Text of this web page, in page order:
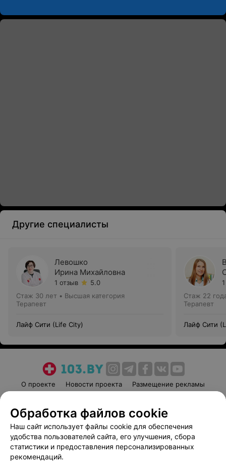
Другие специалисты
Левошко
Ирина Михайловна
1 отзыв
5.0
Стаж 30 лет • Высшая категория
Терапевт
Лайф Сити (Life City)
Стаж 22
Терапевт
Лайф Сити
О проекте Новости проекта
Размещение рекламы
Пользовательское соглашение
Способы оплаты
Вакансии
Партнеры
Написать руководителю 103.by
Обработка файлов cookie
Наш сайт использует файлы cookie для обеспечения
удобства пользователей сайта, его улучшения, сбора
статистики и предоставления персонализированных
рекомендаций.